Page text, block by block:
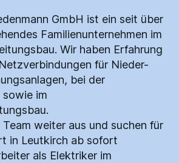
GmbH ist ein seit über
Familienunternehmen im
Wir haben Erfahrung
für Nieder-
bei der
im
Team weiter aus und suchen für
in Leutkirch ab sofort
als Elektriker im